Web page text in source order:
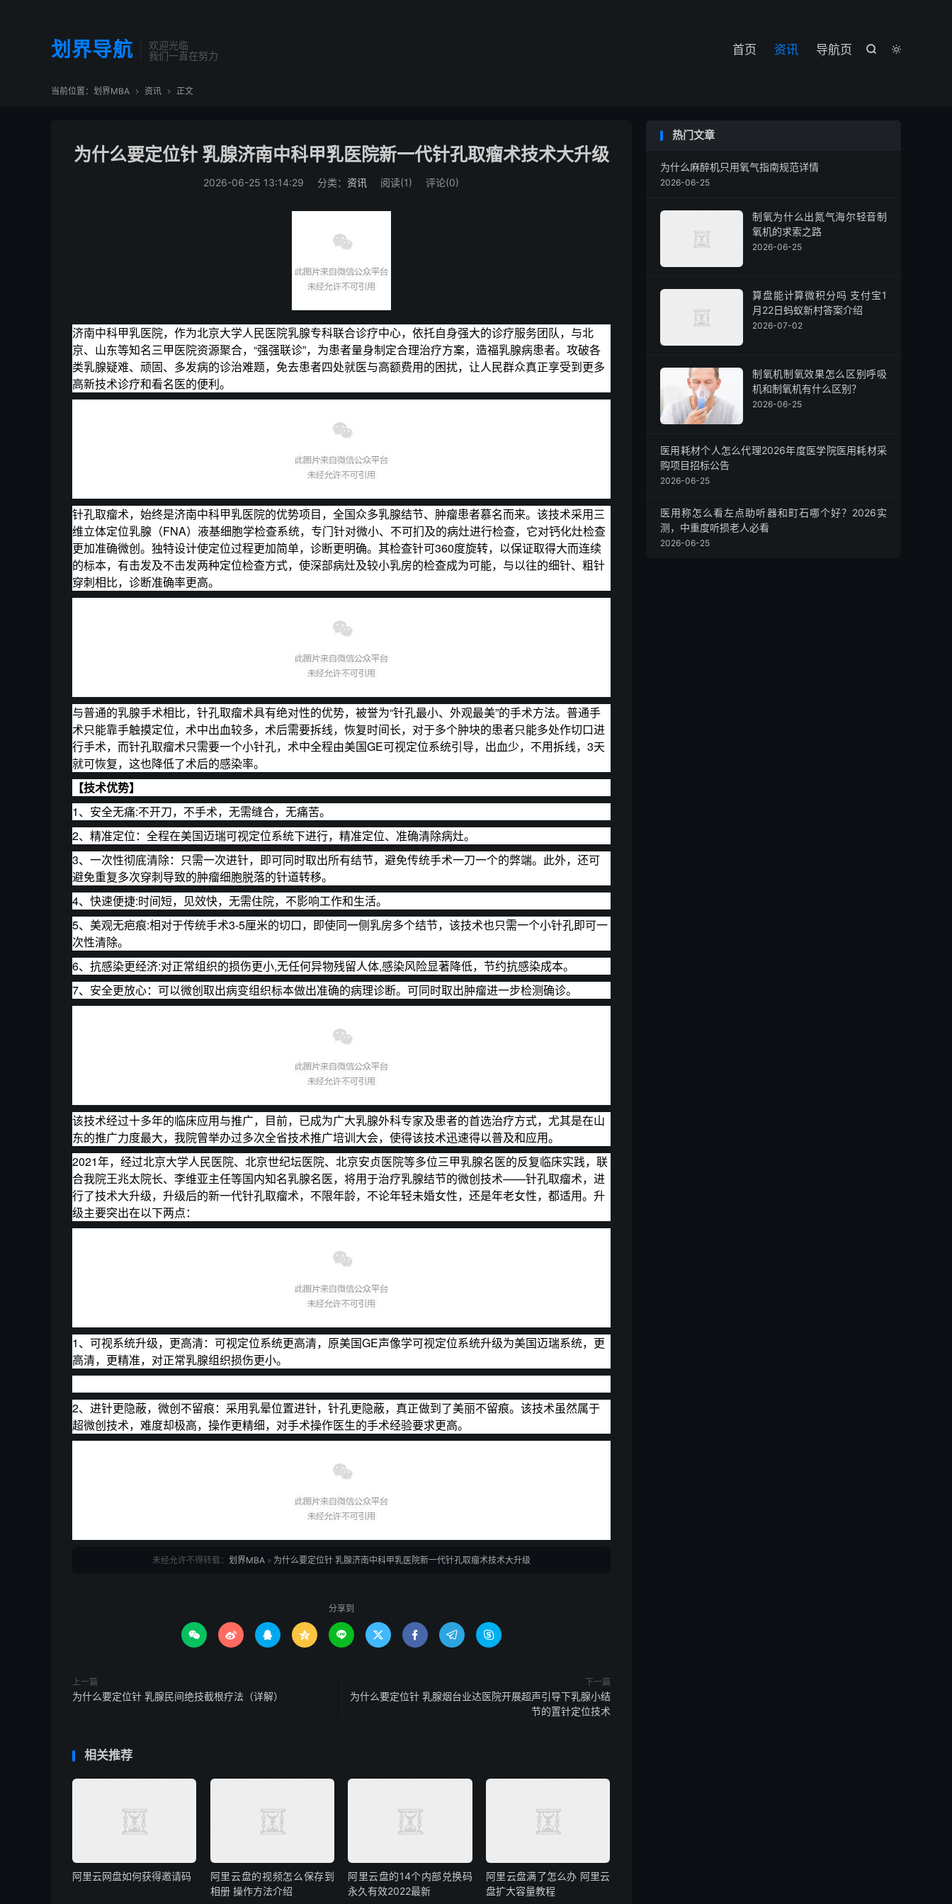
划界导航
欢迎光临
我们一直在努力


首页 资讯 导航页
当前位置： 划界MBA  资讯  正文
为什么要定位针 乳腺济南中科甲乳医院新一代针孔取瘤术技术大升级
2026-06-25 13:14:29 分类： 资讯 阅读(1) 评论(0)
济南中科甲乳医院，作为北京大学人民医院乳腺专科联合诊疗中心，依托自身强大的诊疗服务团队，与北
京、山东等知名三甲医院资源聚合，“强强联诊”，为患者量身制定合理治疗方案，造福乳腺病患者。攻破各
类乳腺疑难、顽固、多发病的诊治难题，免去患者四处就医与高额费用的困扰，让人民群众真正享受到更多
高新技术诊疗和看名医的便利。
针孔取瘤术，始终是济南中科甲乳医院的优势项目，全国众多乳腺结节、肿瘤患者慕名而来。该技术采用三
维立体定位乳腺（FNA）液基细胞学检查系统，专门针对微小、不可扪及的病灶进行检查，它对钙化灶检查
更加准确微创。独特设计使定位过程更加简单，诊断更明确。其检查针可360度旋转，以保证取得大而连续
的标本，有击发及不击发两种定位检查方式，使深部病灶及较小乳房的检查成为可能，与以往的细针、粗针
穿刺相比，诊断准确率更高。
与普通的乳腺手术相比，针孔取瘤术具有绝对性的优势，被誉为“针孔最小、外观最美”的手术方法。普通手
术只能靠手触摸定位，术中出血较多，术后需要拆线，恢复时间长，对于多个肿块的患者只能多处作切口进
行手术，而针孔取瘤术只需要一个小针孔，术中全程由美国GE可视定位系统引导，出血少，不用拆线，3天
就可恢复，这也降低了术后的感染率。
【技术优势】
1、安全无痛:不开刀，不手术，无需缝合，无痛苦。
2、精准定位：全程在美国迈瑞可视定位系统下进行，精准定位、准确清除病灶。
3、一次性彻底清除：只需一次进针，即可同时取出所有结节，避免传统手术一刀一个的弊端。此外，还可
避免重复多次穿刺导致的肿瘤细胞脱落的针道转移。
4、快速便捷:时间短，见效快，无需住院，不影响工作和生活。
5、美观无疤痕:相对于传统手术3-5厘米的切口，即使同一侧乳房多个结节，该技术也只需一个小针孔即可一
次性清除。
6、抗感染更经济:对正常组织的损伤更小,无任何异物残留人体,感染风险显著降低，节约抗感染成本。
7、安全更放心：可以微创取出病变组织标本做出准确的病理诊断。可同时取出肿瘤进一步检测确诊。
该技术经过十多年的临床应用与推广，目前，已成为广大乳腺外科专家及患者的首选治疗方式，尤其是在山
东的推广力度最大，我院曾举办过多次全省技术推广培训大会，使得该技术迅速得以普及和应用。
2021年，经过北京大学人民医院、北京世纪坛医院、北京安贞医院等多位三甲乳腺名医的反复临床实践，联
合我院王兆太院长、李维亚主任等国内知名乳腺名医，将用于治疗乳腺结节的微创技术——针孔取瘤术，进
行了技术大升级，升级后的新一代针孔取瘤术，不限年龄，不论年轻未婚女性，还是年老女性，都适用。升
级主要突出在以下两点：
1、可视系统升级，更高清：可视定位系统更高清，原美国GE声像学可视定位系统升级为美国迈瑞系统，更
高清，更精准，对正常乳腺组织损伤更小。
2、进针更隐蔽，微创不留痕：采用乳晕位置进针，针孔更隐蔽，真正做到了美丽不留痕。该技术虽然属于
超微创技术，难度却极高，操作更精细，对手术操作医生的手术经验要求更高。
未经允许不得转载： 划界MBA » 为什么要定位针 乳腺济南中科甲乳医院新一代针孔取瘤术技术大升级
分享到
        
上一篇
为什么要定位针 乳腺民间绝技截根疗法（详解）
下一篇
为什么要定位针 乳腺烟台业达医院开展超声引导下乳腺小结
节的置针定位技术
相关推荐
阿里云网盘如何获得邀请码
阿里云盘的视频怎么保存到
相册 操作方法介绍
阿里云盘的14个内部兑换码
永久有效2022最新
阿里云盘满了怎么办 阿里云
盘扩大容量教程
热门文章
为什么麻醉机只用氧气指南规范详情
2026-06-25
制氧为什么出氮气海尔轻音制
氧机的求索之路
2026-06-25
算盘能计算微积分吗 支付宝1
月22日蚂蚁新村答案介绍
2026-07-02
制氧机制氧效果怎么区别呼吸
机和制氧机有什么区别？
2026-06-25
医用耗材个人怎么代理2026年度医学院医用耗材采
购项目招标公告
2026-06-25
医用称怎么看左点助听器和町石哪个好？2026实
测，中重度听损老人必看
2026-06-25